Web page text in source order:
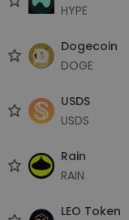
HYPE
Dogecoin
DOGE
USDS
USDS
Rain
RAIN
LEO Token